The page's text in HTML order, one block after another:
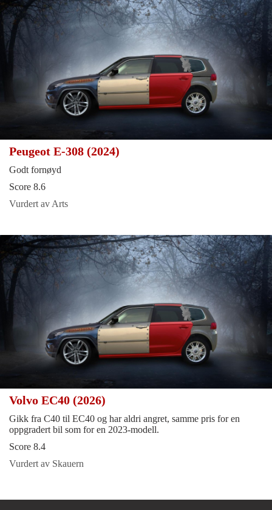
Peugeot E-308 (2024)
Godt fornøyd
Score 8.6
Vurdert av Arts
Volvo EC40 (2026)
Gikk fra C40 til EC40 og har aldri angret, samme pris for en
oppgradert bil som for en 2023-modell.
Score 8.4
Vurdert av Skauern